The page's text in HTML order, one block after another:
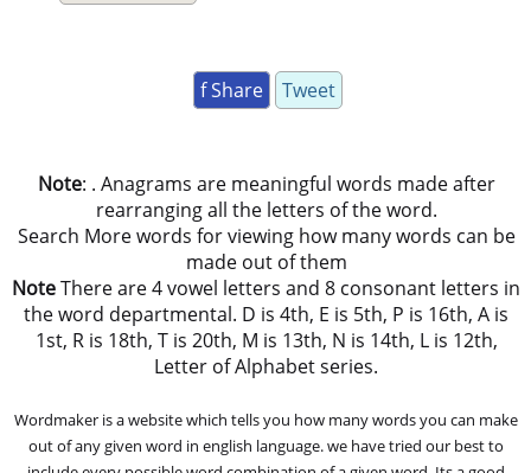
f Share Tweet
Note: . Anagrams are meaningful words made after
rearranging all the letters of the word.
Search More words for viewing how many words can be
made out of them
NoteThere are 4 vowel letters and 8 consonant letters in
the word departmental. D is 4th, E is 5th, P is 16th, A is
1st, R is 18th, T is 20th, M is 13th, N is 14th, L is 12th,
Letter of Alphabet series.
Wordmaker is a website which tells you how many words you can make
out of any given word in english language. we have tried our best to